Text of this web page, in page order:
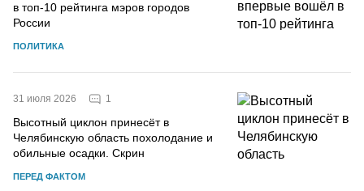
в топ-10 рейтинга мэров городов
России
ПОЛИТИКА
31 июля 2026 1
Высотный циклон принесёт в
Челябинскую область похолодание и
обильные осадки. Скрин
ПЕРЕД ФАКТОМ